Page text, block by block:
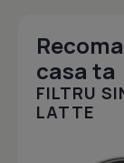
casa ta
FILTRU
LATTE